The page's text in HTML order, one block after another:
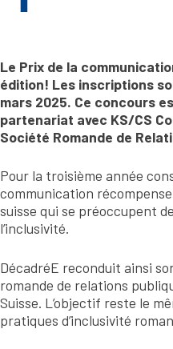
Le Prix de la
édition! Les inscriptions
mars 2025. Ce concours
partenariat avec KS/CS
Société Romande de
Pour la troisième année
communication
suisse qui se préoccupent
l’inclusivité.
DécadréE reconduit ainsi
romande de relations
Suisse. L’objectif reste le
pratiques d’inclusivité